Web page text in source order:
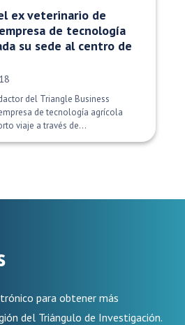
ex veterinario de
de tecnología
su sede al centro de
del Triangle Business
de tecnología agrícola
viaje a través de...
para obtener más
del Triángulo de Investigación.